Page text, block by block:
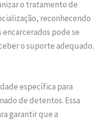
o tratamento de
reconhecendo
pode se
o suporte adequado.
específica para
de detentos. Essa
garantir que a